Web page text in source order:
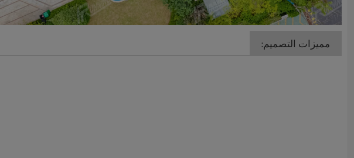
مميزات التصميم: